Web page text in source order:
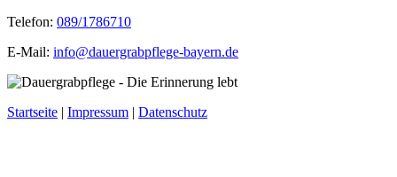
Telefon: 089/1786710
E-Mail: info@dauergrabpflege-bayern.de
Startseite | Impressum | Datenschutz